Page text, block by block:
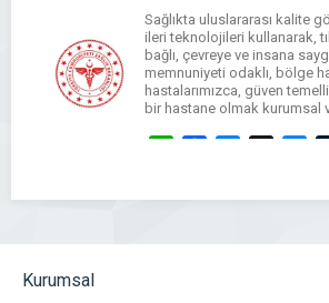
Sağlıkta uluslararası kalite
ileri teknolojileri kullanarak,
bağlı, çevreye ve insana
memnuniyeti odaklı, bölge
hastalarımızca, güven
bir hastane olmak kurumsal
Kurumsal